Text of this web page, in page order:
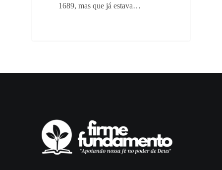
1689, mas que já estava…